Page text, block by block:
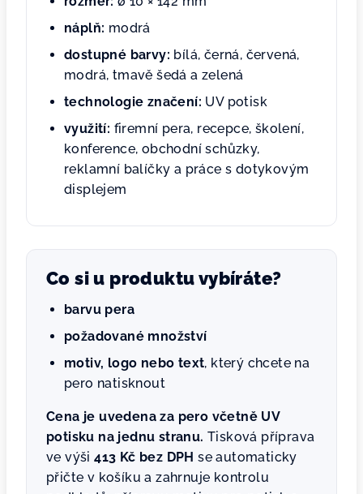
náplň: modrá
dostupné barvy: bílá, černá, červená,
modrá, tmavě šedá a zelená
technologie značení: UV potisk
využití: firemní pera, recepce, školení,
konference, obchodní schůzky,
reklamní balíčky a práce s dotykovým
displejem
Co si u produktu vybíráte?
barvu pera
požadované množství
motiv, logo nebo text, který chcete na
pero natisknout
Cena je uvedena za pero včetně UV
potisku na jednu stranu. Tisková příprava
ve výši413 Kč bez DPH se automaticky
přičte v košíku a zahrnuje kontrolu